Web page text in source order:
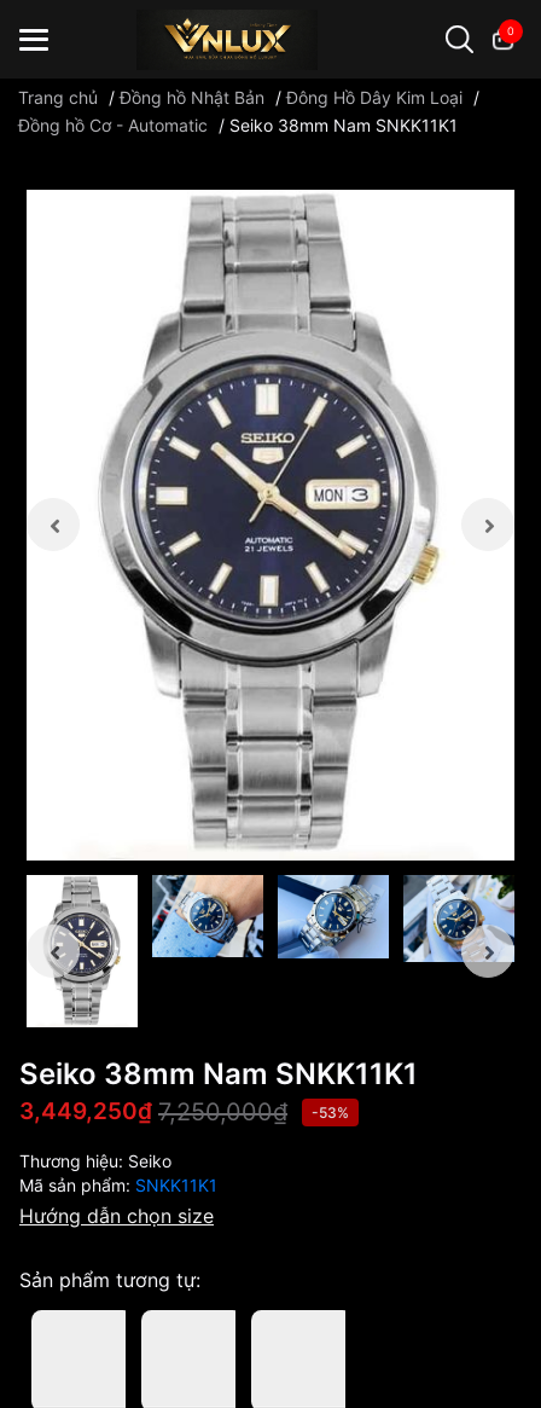
0
Trang chủ /Đồng hồ Nhật Bản /Đông Hồ Dây Kim Loại /
Đồng hồ Cơ - Automatic
/ Seiko 38mm Nam SNKK11K1
Seiko 38mm Nam SNKK11K1
3,449,250₫ 7,250,000₫ -53%
Thương hiệu: Seiko
Mã sản phẩm: SNKK11K1
Hướng dẫn chọn size
Sản phẩm tương tự: